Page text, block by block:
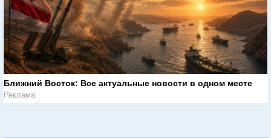
Ближний Восток: Все актуальные новости в одном месте
Реклама